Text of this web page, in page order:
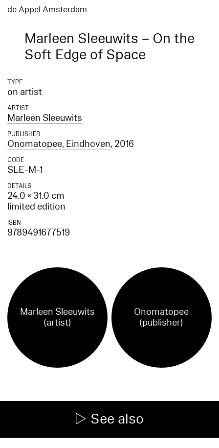
de Appel Amsterdam
Marleen Sleeuwits – On the
Soft Edge of Space
TYPE
on artist
ARTIST
Marleen Sleeuwits
PUBLISHER
Onomatopee, Eindhoven, 2016
CODE
SLE-M-1
DETAILS
24.0 × 31.0 cm
limited edition
ISBN
9789491677519
Marleen Sleeuwits
(artist)
Onomatopee
(publisher)
See also